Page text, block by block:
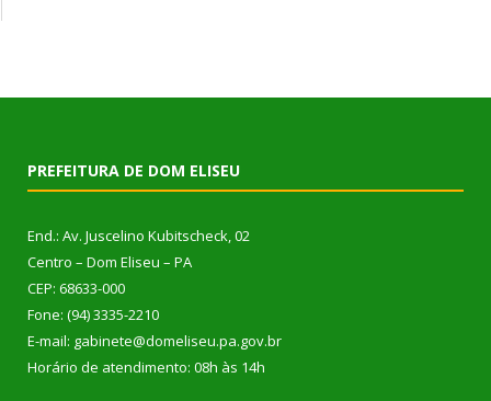
PREFEITURA DE DOM ELISEU
End.: Av. Juscelino Kubitscheck, 02
Centro – Dom Eliseu – PA
CEP: 68633-000
Fone: (94) 3335-2210
E-mail: gabinete@domeliseu.pa.gov.br
Horário de atendimento: 08h às 14h